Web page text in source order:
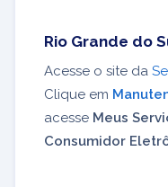
Rio Grande do
Acesse o site da
Clique em
acesse Meus
Consumidor